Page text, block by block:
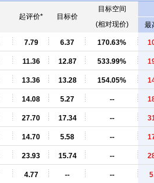
起评价* 目标价
目标空间
(相对现价)
最
7.79 6.37 170.63%
11.36 12.87 533.99%
13.36 13.28 154.05%
14.08 5.27 --
27.70 17.34 --
14.70 5.58 --
23.93 15.74 --
4.77 -- --